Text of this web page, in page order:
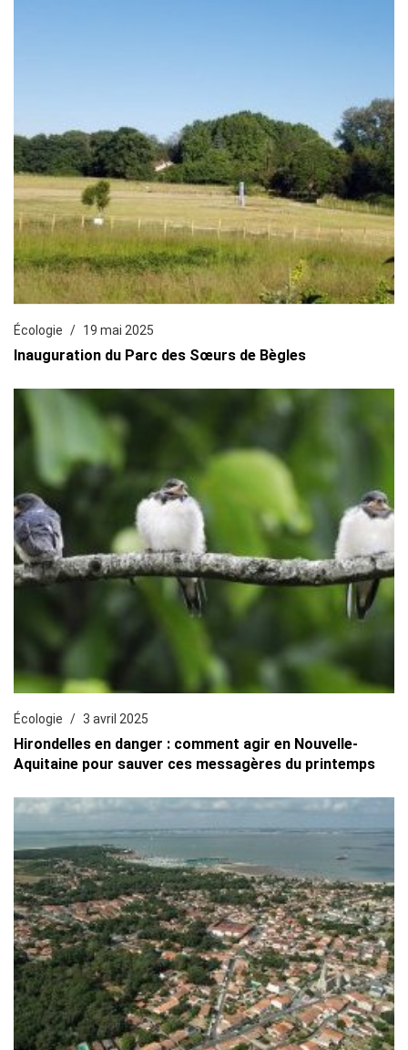
Écologie 19 mai 2025
Inauguration du Parc des Sœurs de Bègles
Écologie 3 avril 2025
Hirondelles en danger : comment agir en Nouvelle-
Aquitaine pour sauver ces messagères du printemps